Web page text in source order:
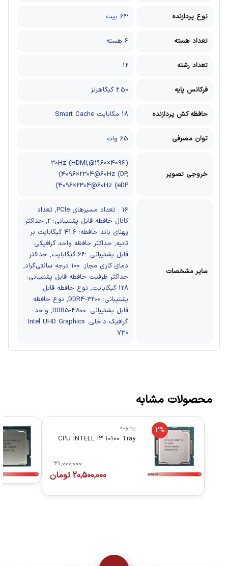
نوع پردازنده 64 بیت
تعداد هسته 6 هسته
تعداد رشته 12
فرکانس پایه 2.50 گیگاهرتز
حافظه کش پردازنده 18 مگابایت Smart Cache
توان مصرفی 65 وات
خروجی تصویر
(4096×2160@30Hz (HDMI,
(4096×2304@60Hz (DP,
(4096×2304@60Hz (eDP
سایر مشخصات
16 : تعداد مسیرهای PCIe, تعداد
کانال حافظه قابل پشتیبانی: 2, حداکثر
پهنای باند حافظه: 41.6 گیگابایت بر
ثانیه, حداکثر حافظه واحد گرافیکی
قابل پشتیبانی: 64 گیگابایت, حداکثر
دمای کاری مجاز: 100 درجه سانتی‌گراد,
حداکثر ظرفیت حافظه قابل پشتیبانی:
128 گیگابایت, نوع حافظه قابل
پشتیبانی: DDR4-3200, نوع حافظه
قابل پشتیبانی: DDR5-4800, واحد
گرافیک داخلی: Intel UHD Graphics
730
محصولات مشابه
2% پردازنده
CPU INTELL I3 10100 Tray
21,000,000
20,500,000 تومان